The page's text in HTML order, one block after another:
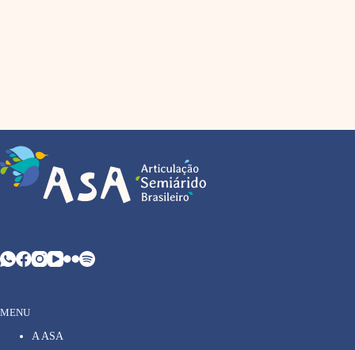
MENU
A ASA